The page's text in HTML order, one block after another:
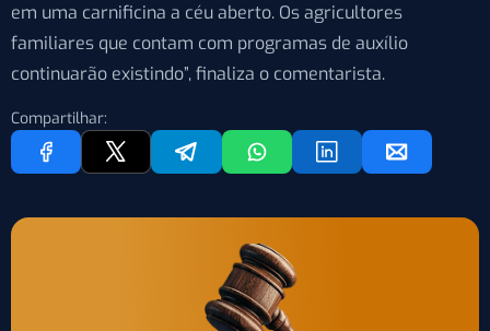
em uma carnificina a céu aberto. Os agricultores
familiares que contam com programas de auxílio
continuarão existindo”, finaliza o comentarista.
Compartilhar: